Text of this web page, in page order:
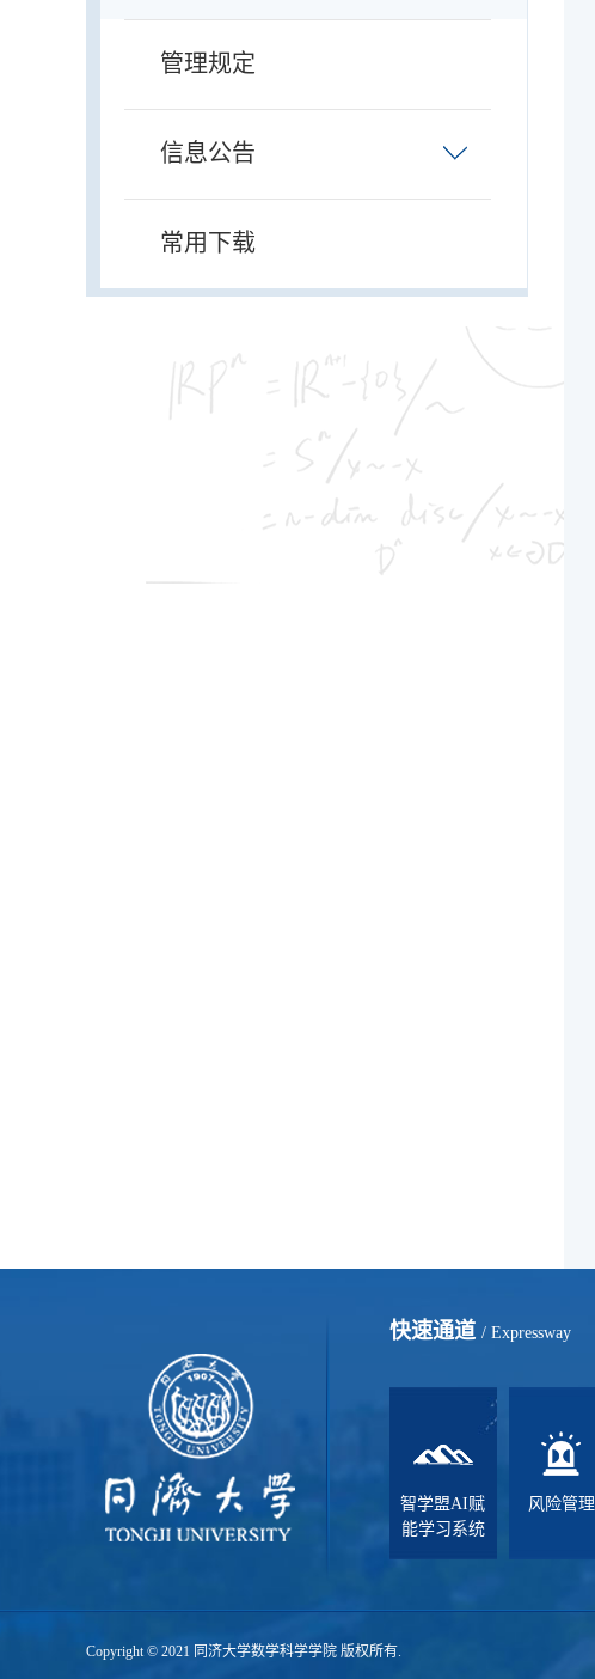
管理规定
信息公告
常用下载
快速通道 / Expressway
智学盟AI赋
能学习系统
风险管理
Copyright © 2021 同济大学数学科学学院 版权所有.